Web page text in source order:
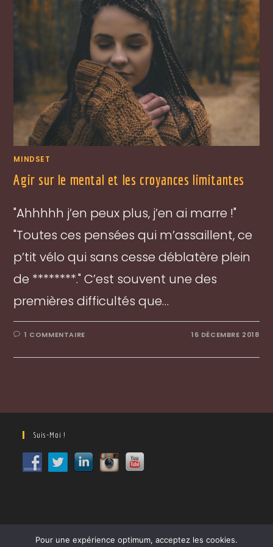
MINDSET
Agir sur le mental et les croyances limitantes
"Ahhhhh j’en peux plus, j’en ai marre !"
"Toutes ces pensées qui m’assaillent, ce
p’tit vélo qui sans cesse déblatère plein
de ********." C’est souvent une des
premières difficultés que…
1 COMMENTAIRE 16 DÉCEMBRE 2018
Suis-Moi !
Pour une expérience optimum, acceptez les cookies.